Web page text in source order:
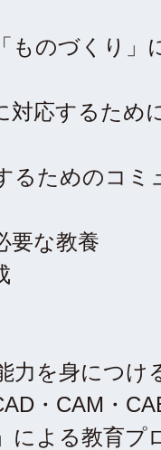
ものづくり」
応するため
るためのコミ
要な教養
力を身につけ
・CAM・
による教育プ